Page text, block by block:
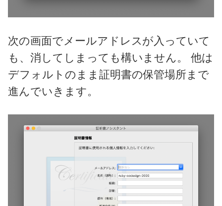
次の画面でメールアドレスが入っていて
も、消してしまっても構いません。 他は
デフォルトのまま証明書の保管場所まで
進んでいきます。